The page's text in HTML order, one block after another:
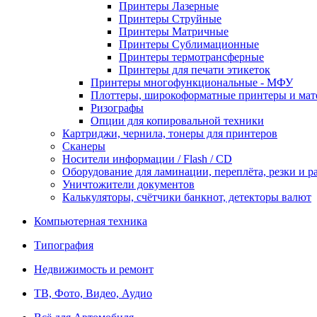
Принтеры Лазерные
Принтеры Струйные
Принтеры Матричные
Принтеры Сублимационные
Принтеры термотрансферные
Принтеры для печати этикеток
Принтеры многофункциональные - МФУ
Плоттеры, широкоформатные принтеры и
Ризографы
Опции для копировальной техники
Картриджи, чернила, тонеры для принтеров
Сканеры
Носители информации / Flash / CD
Оборудование для ламинации, переплёта, резки и
Уничтожители документов
Калькуляторы, счётчики банкнот, детекторы валют
Компьютерная техника
Типография
Недвижимость и ремонт
ТВ, Фото, Видео, Аудио